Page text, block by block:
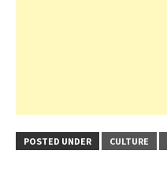
POSTED UNDER CULTURE